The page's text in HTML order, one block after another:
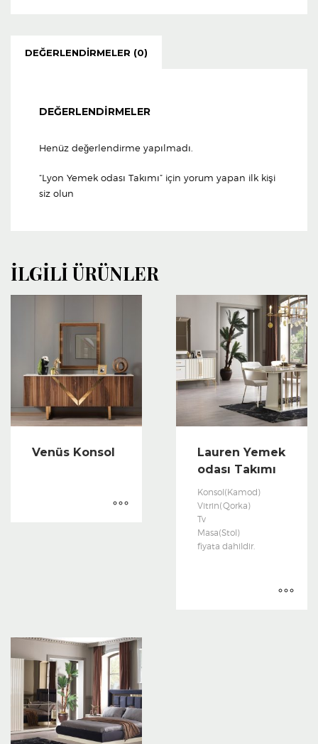
DEĞERLENDIRMELER (0)
DEĞERLENDIRMELER
Henüz değerlendirme yapılmadı.
“Lyon Yemek odası Takımı” için yorum yapan ilk kişi
siz olun
İLGILI ÜRÜNLER
Venüs Konsol
Lauren Yemek
odası Takımı
Konsol(Kamod)
Vitrin(Qorka)
Tv
Masa(Stol)
fiyata dahildir.